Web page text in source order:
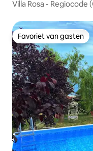
Villa Rosa - Regiocode
Favoriet van gasten
Favoriet van gasten